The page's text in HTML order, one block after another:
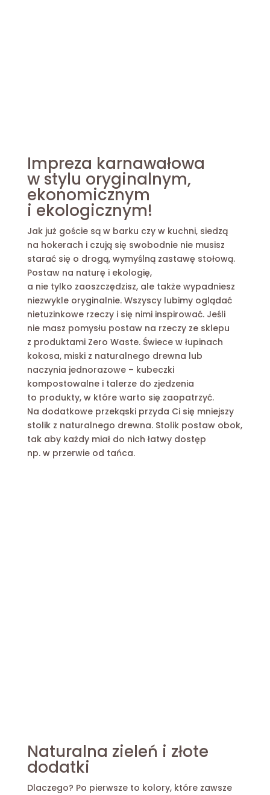
Impreza karnawałowa
w stylu oryginalnym,
ekonomicznym
i ekologicznym!
Jak już goście są w barku czy w kuchni, siedzą
na hokerach i czują się swobodnie nie musisz
starać się o drogą, wymyślną zastawę stołową.
Postaw na naturę i ekologię,
a nie tylko zaoszczędzisz, ale także wypadniesz
niezwykle oryginalnie. Wszyscy lubimy oglądać
nietuzinkowe rzeczy i się nimi inspirować. Jeśli
nie masz pomysłu postaw na rzeczy ze sklepu
z produktami Zero Waste. Świece w łupinach
kokosa, miski z naturalnego drewna lub
naczynia jednorazowe – kubeczki
kompostowalnei talerze do zjedzenia
to produkty, w które warto się zaopatrzyć.
Na dodatkowe przekąski przyda Ci się mniejszy
stolik z naturalnego drewna.Stolik postaw obok,
tak aby każdy miał do nich łatwy dostęp
np. w przerwie od tańca.
Naturalna zieleń i złote
dodatki
Dlaczego? Po pierwsze to kolory, które zawsze